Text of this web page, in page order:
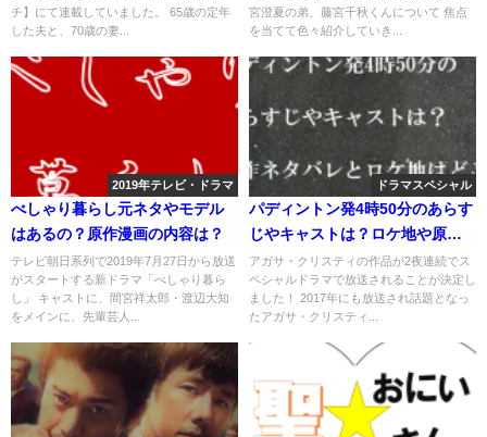
チ】にて連載していました。 65歳の定年
した夫と、70歳の妻...
宮澄夏の弟、藤宮千秋くんについて 焦点
を当てて色々紹介していき...
2019年テレビ・ドラマ
べしゃり暮らし元ネタやモデル
はあるの？原作漫画の内容は？
テレビ朝日系列で2019年7月27日から放送
がスタートする新ドラマ「べしゃり暮ら
し」 キャストに、間宮祥太郎・渡辺大知
をメインに、先輩芸人...
ドラマスペシャル
パディントン発4時50分のあらす
じやキャストは？ロケ地や原作
ネタバレは？
アガサ・クリスティの作品が2夜連続でス
ペシャルドラマで放送されることが決定し
ました！ 2017年にも放送され話題となっ
たアガサ・クリスティ...